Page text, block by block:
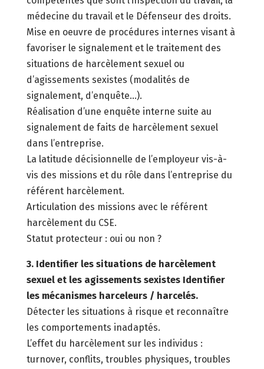
médecine du travail et le Défenseur des droits.
Mise en oeuvre de procédures internes visant à
favoriser le signalement et le traitement des
situations de harcèlement sexuel ou
d’agissements sexistes (modalités de
signalement, d’enquête…).
Réalisation d’une enquête interne suite au
signalement de faits de harcèlement sexuel
dans l’entreprise.
La latitude décisionnelle de l’employeur vis-à-
vis des missions et du rôle dans l’entreprise du
référent harcèlement.
Articulation des missions avec le référent
harcèlement du CSE.
Statut protecteur : oui ou non ?
3. Identifier les situations de harcèlement
sexuel et les agissements sexistes Identifier
les mécanismes harceleurs / harcelés.
Détecter les situations à risque et reconnaître
les comportements inadaptés.
L’effet du harcèlement sur les individus :
turnover, conflits, troubles physiques, troubles